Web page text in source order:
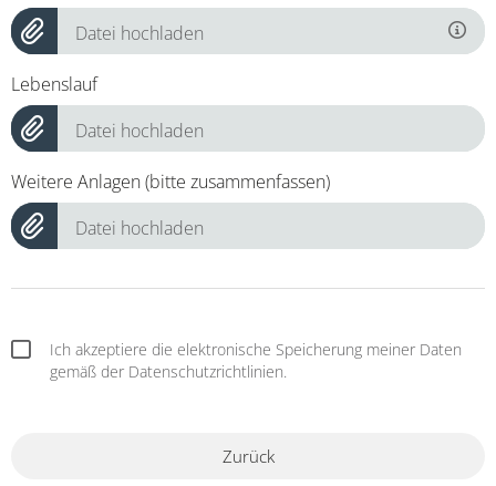
Datei hochladen
Lebenslauf
Datei hochladen
Weitere Anlagen (bitte zusammenfassen)
Datei hochladen
Ich akzeptiere die elektronische Speicherung meiner Daten
gemäß der Datenschutzrichtlinien.
Zurück